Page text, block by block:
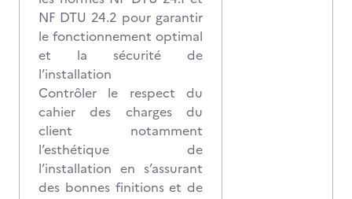
NF DTU 24.2 pour garantir
le fonctionnement optimal
et la sécurité de
l’installation
Contrôler le respect du
cahier des charges du
client notamment
l’esthétique de
l’installation en s’assurant
des bonnes finitions et de